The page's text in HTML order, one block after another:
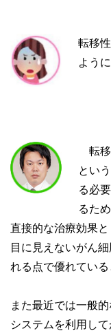
転移
よう
転移
とい
る必
るた
直接的な治療効果
目に見えないがん
れる点で優れている
また最近では一般
システムを利用し